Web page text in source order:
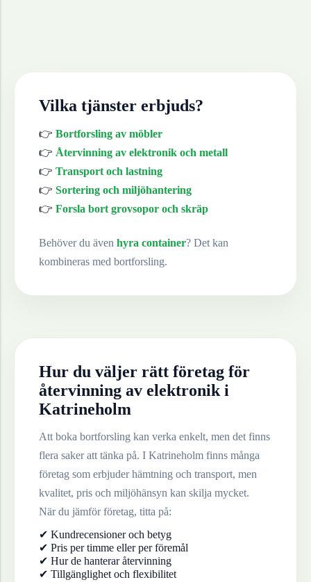
Vilka tjänster erbjuds?
👉 Bortforsling av möbler
👉 Återvinning av elektronik och metall
👉 Transport och lastning
👉 Sortering och miljöhantering
👉 Forsla bort grovsopor och skräp
Behöver du även hyra container? Det kan
kombineras med bortforsling.
Hur du väljer rätt företag för
återvinning av elektroniki
Katrineholm
Att boka bortforsling kan verka enkelt, men det finns
flera saker att tänka på. I Katrineholm finns många
företag som erbjuder hämtning och transport, men
kvalitet, pris och miljöhänsyn kan skilja mycket.
När du jämför företag, titta på:
✔ Kundrecensioner och betyg
✔ Pris per timme eller per föremål
✔ Hur de hanterar återvinning
✔ Tillgänglighet och flexibilitet